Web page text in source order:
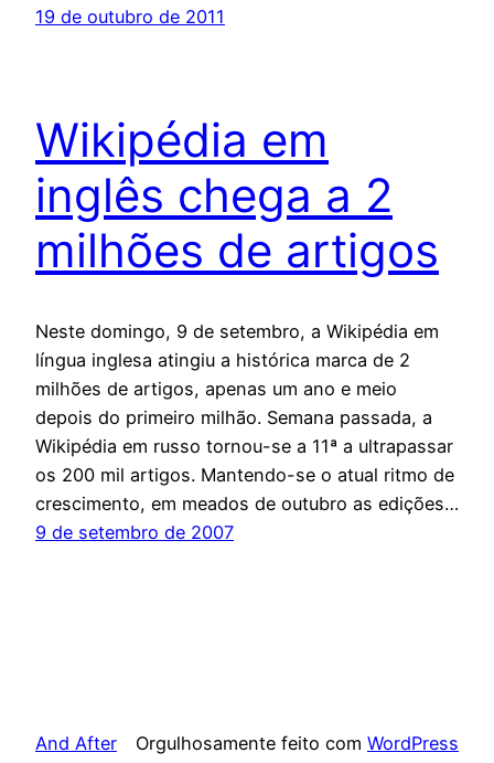
19 de outubro de 2011
Wikipédia em
inglês chega a 2
milhões de artigos
Neste domingo, 9 de setembro, a Wikipédia em
língua inglesa atingiu a histórica marca de 2
milhões de artigos, apenas um ano e meio
depois do primeiro milhão. Semana passada, a
Wikipédia em russo tornou-se a 11ª a ultrapassar
os 200 mil artigos. Mantendo-se o atual ritmo de
crescimento, em meados de outubro as edições…
9 de setembro de 2007
And After Orgulhosamente feito com WordPress